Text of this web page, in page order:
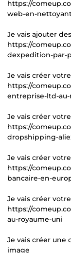
https://
web-en-
Je vais ajouter
https://
dexpedition-par-
Je vais créer
https://
entreprise-ltd-
Je vais créer
https://
dropshipping-
Je vais créer
https://
bancaire-en-
Je vais créer
https://
au-royaume-uni
Je vais créer une
image